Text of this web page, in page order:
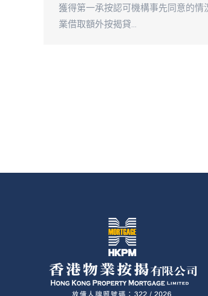
獲得第一承按認可機構事先同意的情
業借取額外按揭貸…